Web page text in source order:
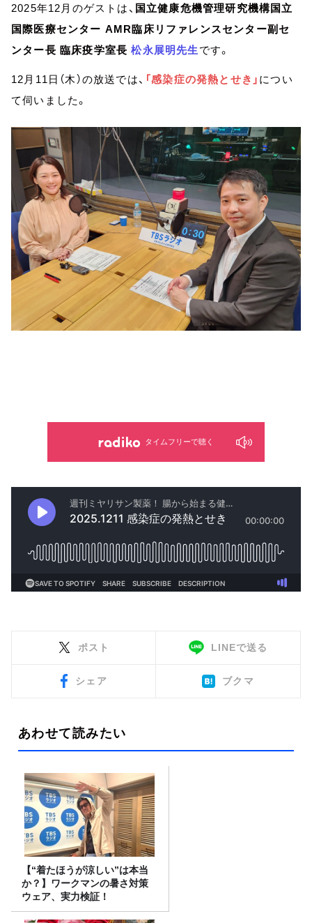
2025年12月のゲストは、 国立健康危機管理研究機構国立
国際医療センター AMR臨床リファレンスセンター副セ
ンター長 臨床疫学室長松永展明先生 です。
12月11日（木）の放送では、 「感染症の発熱とせき」 につい
て伺いました。
タイムフリーで聴く
ポスト LINEで送る
シェア ブクマ
あわせて読みたい
【“着たほうが涼しい”は本当
か？】ワークマンの暑さ対策
ウェア、実力検証！